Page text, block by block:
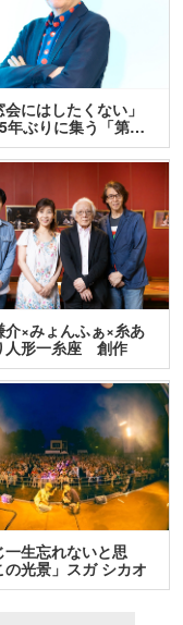
会にはしたくない」
ぶりに集う「第…
介×みょんふぁ×糸あ
人形一糸座 創作
一生忘れないと思
の光景」スガ シカオ